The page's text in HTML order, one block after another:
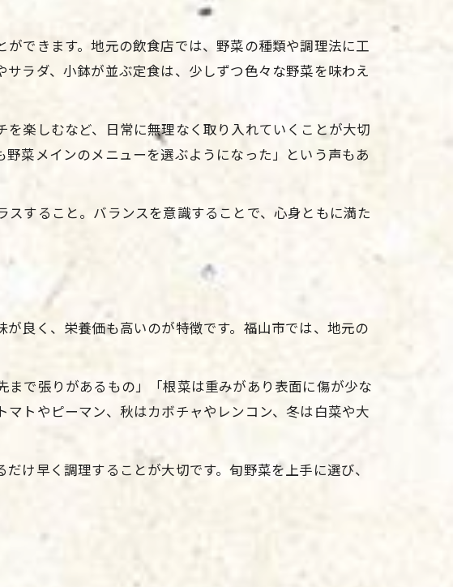
できます。地元の飲食店では、野菜の種類や調理法に工
ラダ、小鉢が並ぶ定食は、少しずつ色々な野菜を味わえ
楽しむなど、日常に無理なく取り入れていくことが大切
菜メインのメニューを選ぶようになった」という声もあ
すること。バランスを意識することで、心身ともに満た
良く、栄養価も高いのが特徴です。福山市では、地元の
で張りがあるもの」「根菜は重みがあり表面に傷が少な
トやピーマン、秋はカボチャやレンコン、冬は白菜や大
け早く調理することが大切です。旬野菜を上手に選び、